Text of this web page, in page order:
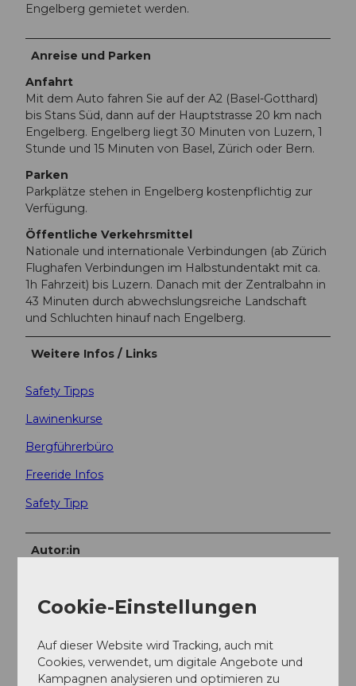
Engelberg gemietet werden.
Anreise und Parken
Anfahrt
Mit dem Auto fahren Sie auf der A2 (Basel-Gotthard)
bis Stans Süd, dann auf der Hauptstrasse 20 km nach
Engelberg. Engelberg liegt 30 Minuten von Luzern, 1
Stunde und 15 Minuten von Basel, Zürich oder Bern.
Parken
Parkplätze stehen in Engelberg kostenpflichtig zur
Verfügung.
Öffentliche Verkehrsmittel
Nationale und internationale Verbindungen (ab Zürich
Flughafen Verbindungen im Halbstundentakt mit ca.
1h Fahrzeit) bis Luzern. Danach mit der Zentralbahn in
43 Minuten durch abwechslungsreiche Landschaft
und Schluchten hinauf nach Engelberg.
Weitere Infos / Links
Safety Tipps
Lawinenkurse
Bergführerbüro
Freeride Infos
Safety Tipp
Autor:in
Organisation
Engelberg-Titlis Tourismus
Sicherheitshinweise
Cookie-Einstellungen
Auf dieser Website wird Tracking, auch mit
Cookies, verwendet, um digitale Angebote und
Kampagnen analysieren und optimieren zu